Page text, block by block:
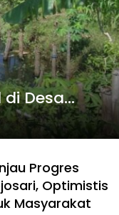
Desa
Progres
Optimistis
Masyarakat